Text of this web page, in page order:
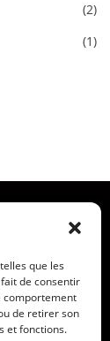
que les
de consentir
comportement
de retirer son
et fonctions.
(2)
(1)